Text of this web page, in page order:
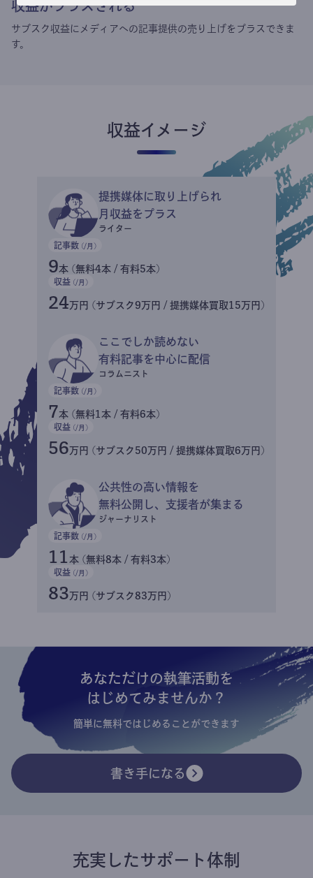
収益がプラスされる
サブスク収益にメディアへの記事提供の売り上げをプラスできま
す。
収益イメージ
提携媒体に取り上げられ
月収益をプラス
ライター
記事数 (/月)
9本 (無料4本 / 有料5本)
収益 (/月)
24万円 (サブスク9万円 / 提携媒体買取15万円)
ここでしか読めない
有料記事を中心に配信
コラムニスト
記事数 (/月)
7本 (無料1本 / 有料6本)
収益 (/月)
56万円 (サブスク50万円 / 提携媒体買取6万円)
公共性の高い情報を
無料公開し、支援者が集まる
ジャーナリスト
記事数 (/月)
11 本 (無料8本 / 有料3本)
収益 (/月)
83万円 (サブスク83万円)
あなただけの執筆活動を
はじめてみませんか？
簡単に無料ではじめることができます
書き手になる
充実したサポート体制